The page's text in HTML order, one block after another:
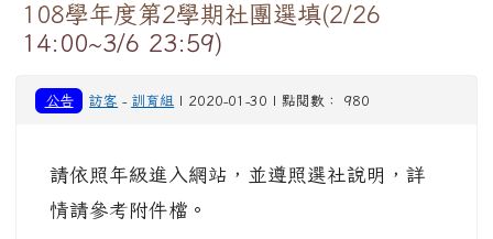
108學年度第2學期社團選填(2/26
14:00~3/6 23:59)
公告 訪客 - 訓育組 | 2020-01-30 | 點閱數： 980
請依照年級進入網站，並遵照選社說明，詳
情請參考附件檔。